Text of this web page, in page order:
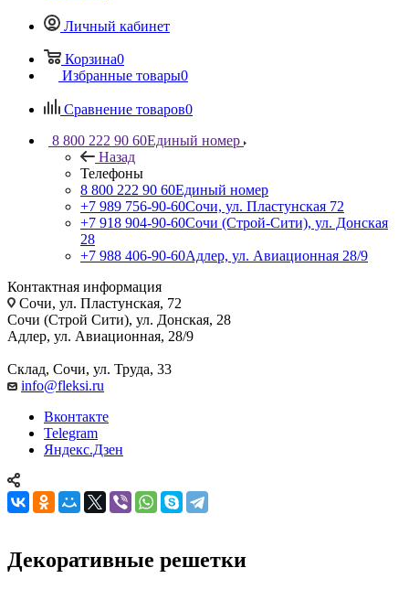
Личный кабинет
Корзина0
Избранные товары0
Сравнение товаров0
8 800 222 90 60Единый номер
Назад
Телефоны
8 800 222 90 60Единый номер
+7 989 756-90-60Сочи, ул. Пластунская 72
+7 918 904-90-60Сочи (Строй-Сити), ул. Донская
28
+7 988 406-90-60Адлер, ул. Авиационная 28/9
Контактная информация
Сочи, ул. Пластунская, 72
Сочи (Строй Сити), ул. Донская, 28
Адлер, ул. Авиационная, 28/9
Склад, Сочи, ул. Труда, 33
info@fleksi.ru
Вконтакте
Telegram
Яндекс.Дзен
Декоративные решетки